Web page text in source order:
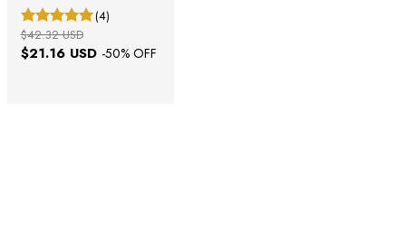
(4)
$21.16 USD -50% OFF
$42.32 USD